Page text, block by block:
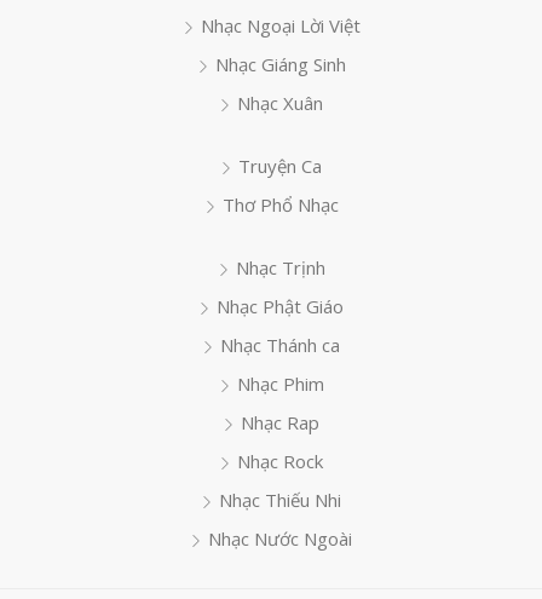
Nhạc Ngoại Lời Việt
Nhạc Giáng Sinh
Nhạc Xuân
Truyện Ca
Thơ Phổ Nhạc
Nhạc Trịnh
Nhạc Phật Giáo
Nhạc Thánh ca
Nhạc Phim
Nhạc Rap
Nhạc Rock
Nhạc Thiếu Nhi
Nhạc Nước Ngoài